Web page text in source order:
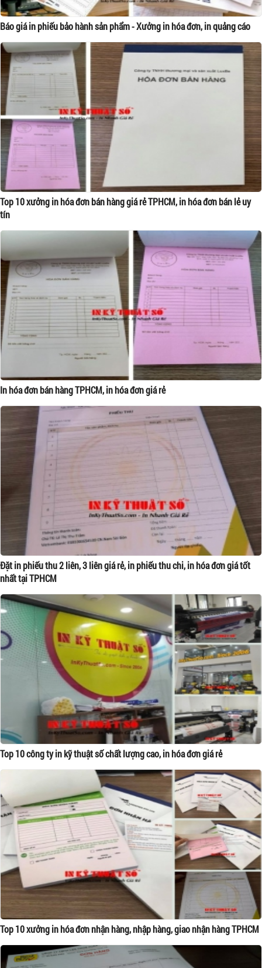
Báo giá in phiếu bảo hành sản phẩm - Xưởng in hóa đơn, in quảng cáo
Top 10 xưởng in hóa đơn bán hàng giá rẻ TPHCM, in hóa đơn bán lẻ uy
tín
In hóa đơn bán hàng TPHCM, in hóa đơn giá rẻ
Đặt in phiếu thu 2 liên, 3 liên giá rẻ, in phiếu thu chi, in hóa đơn giá tốt
nhất tại TPHCM
Top 10 công ty in kỹ thuật số chất lượng cao, in hóa đơn giá rẻ
Top 10 xưởng in hóa đơn nhận hàng, nhập hàng, giao nhận hàng TPHCM